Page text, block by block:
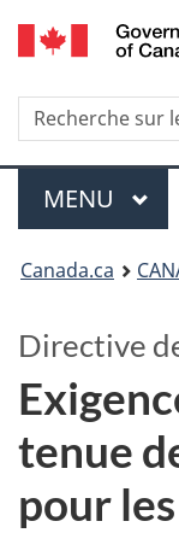
Recherche
sur
le
site
Menu
MENU
Vous
ici
Canada.ca
tenue
pour
Directive